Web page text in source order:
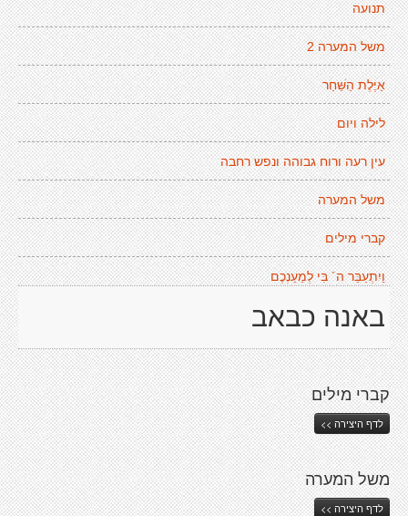
תנועה
משל המערה 2
אַיֶּלֶת הַשַּׁחַר
לילה ויום
עין רעה ורוח גבוהה ונפש רחבה
משל המערה
קברי מילים
וַיִתְעַבֵּר ה´ בִּי לְמַעַנְכֶם
באנה כבאב
קברי מילים
לדף היצירה >>
משל המערה
לדף היצירה >>